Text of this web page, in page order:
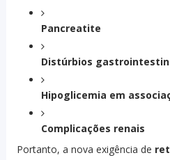
Pancreatite
Distúrbios
Hipoglicemia em
Complicações renais
Portanto, a nova exigência de